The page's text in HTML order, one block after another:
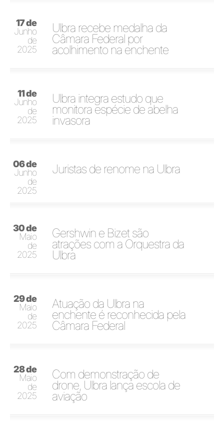
17 de
Junho
de
2025
Ulbra recebe medalha da
Câmara Federal por
acolhimento na enchente
11 de
Junho
de
2025
Ulbra integra estudo que
monitora espécie de abelha
invasora
06 de
Junho
de
2025
Juristas de renome na Ulbra
30 de
Maio
de
2025
Gershwin e Bizet são
atrações com a Orquestra da
Ulbra
29 de
Maio
de
2025
Atuação da Ulbra na
enchente é reconhecida pela
Câmara Federal
28 de
Maio
de
2025
Com demonstração de
drone, Ulbra lança escola de
aviação